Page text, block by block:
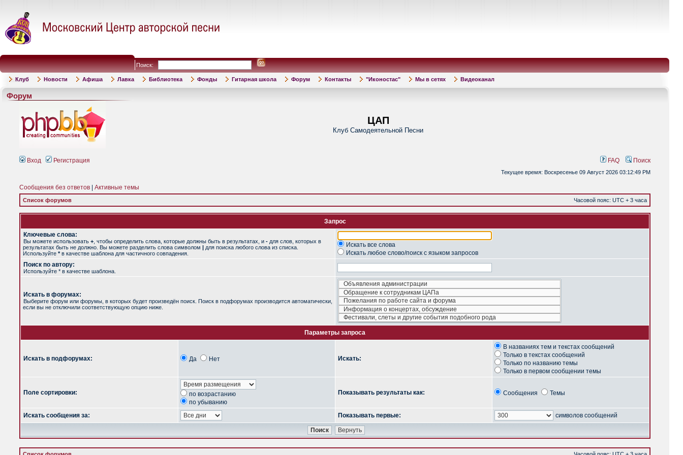
Поиск:
Клуб Новости Афиша Лавка Библиотека Фонды Гитарная школа Форум Контакты "Иконостас" Мы в сетях Видеоканал
Форум
ЦАП
Клуб Самодеятельной Песни
Вход Регистрация FAQ Поиск
Текущее время: Воскресенье 09 Август 2026 03:12:49 PM
Сообщения без ответов Активные темы
Список форумов Часовой пояс: UTC + 3 часа
Запрос
Ключевые слова:
Вы можете использовать + , чтобы определить слова, которые должны быть в результатах, и - для слов, которых в
результатах быть не должно. Вы можете разделить слова символом | для поиска любого слова из списка.
Используйте *в качестве шаблона для частичного совпадения.
Искать все слова
Искать любое слово/поиск с языком запросов
Поиск по автору:
Используйте * в качестве шаблона.
Искать в форумах:
Выберите форум или форумы, в которых будет произведён поиск. Поиск в подфорумах производится автоматически,
если вы не отключили соответствующую опцию ниже.
Параметры запроса
Искать в подфорумах: Да Нет Искать:
В названиях тем и текстах сообщений
Только в текстах сообщений
Только по названию темы
Только в первом сообщении темы
Поле сортировки:
по возрастанию
по убыванию
Показывать результаты как: Сообщения Темы
Искать сообщения за: Показывать первые: символов сообщений